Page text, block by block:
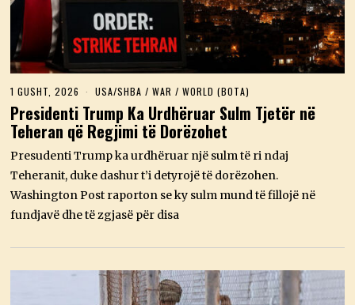
1 GUSHT, 2026
G
S
H
T
2
0
6
USA/SHBA / WAR / WORLD (BOTA)
Presidenti Trump Ka Urdhëruar Sulm Tjetër në
Teheran që Regjimi të Dorëzohet
Presudenti Trump ka urdhëruar një sulm të ri ndaj
Teheranit, duke dashur t’i detyrojë të dorëzohen.
Washington Post raporton se ky sulm mund të fillojë në
fundjavë dhe të zgjasë për disa